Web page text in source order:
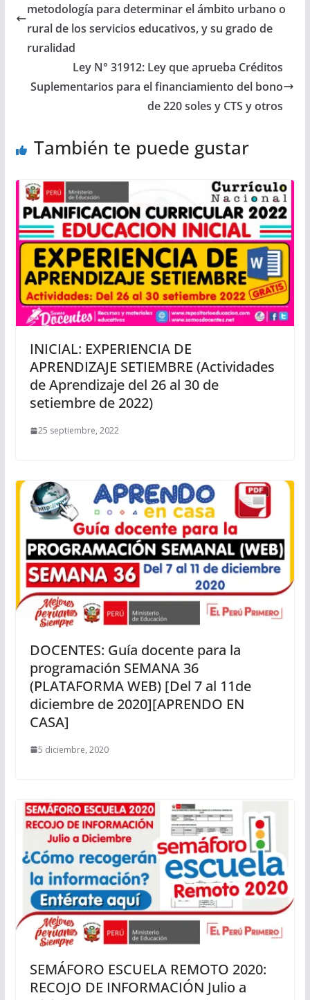
metodología para determinar el ámbito urbano o
rural de los servicios educativos, y su grado de
ruralidad
Ley N° 31912: Ley que aprueba Créditos
Suplementarios para el financiamiento del bono
de 220 soles y CTS y otros
También te puede gustar
INICIAL: EXPERIENCIA DE
APRENDIZAJE SETIEMBRE (Actividades
de Aprendizaje del 26 al 30 de
setiembre de 2022)
25 septiembre, 2022
DOCENTES: Guía docente para la
programación SEMANA 36
(PLATAFORMA WEB) [Del 7 al 11de
diciembre de 2020][APRENDO EN
CASA]
5 diciembre, 2020
SEMÁFORO ESCUELA REMOTO 2020:
RECOJO DE INFORMACIÓN Julio a